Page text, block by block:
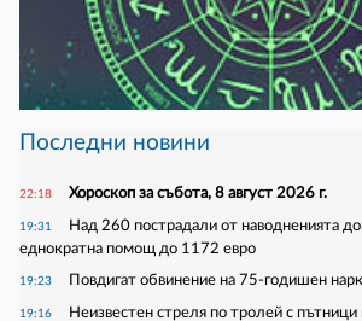
Последни новини
22:18 Хороскоп за събота, 8 август 2026 г.
19:31
Над 260 пострадали от наводненията
еднократна помощ до 1172 евро
19:23 Повдигат обвинение на 75-годишен
19:16 Неизвестен стреля по тролей с